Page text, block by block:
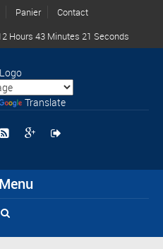
Panier
Contact
Hours 43 Minutes 21 Seconds
Translate
Menu